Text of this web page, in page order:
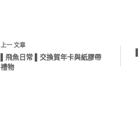
上一 文章
▌飛魚日常 ▌交換賀年卡與紙膠帶
禮物